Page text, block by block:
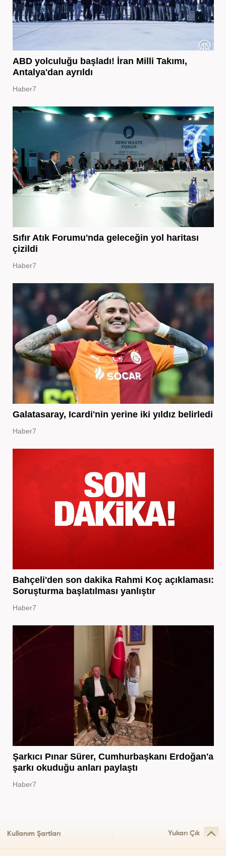
ABD yolculuğu başladı! İran Milli Takımı,
Antalya'dan ayrıldı
Haber7
Sıfır Atık Forumu'nda geleceğin yol haritası
çizildi
Haber7
Galatasaray, Icardi'nin yerine iki yıldız belirledi
Haber7
Bahçeli'den son dakika Rahmi Koç açıklaması:
Soruşturma başlatılması yanlıştır
Haber7
Şarkıcı Pınar Sürer, Cumhurbaşkanı Erdoğan'a
şarkı okuduğu anları paylaştı
Haber7
Kullanım Şartları Yukarı Çık